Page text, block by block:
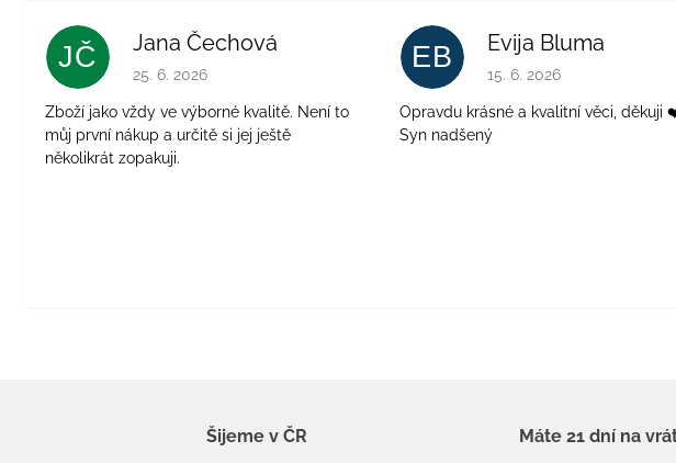
JČ Jana Čechová
Hodnotenie obchodu je 5 z 5 hviezdičiek.
25. 6. 2026
Zboží jako vždy ve výborné kvalitě. Není to
můj první nákup a určitě si jej ještě
několikrát zopakuji.
EB Evija Bluma
Hodnotenie obchodu je 5
15. 6. 2026
Opravdu krásné a kvalitní věci, děkuji
Syn nadšený
Šijeme v ČR Máte 21 dní na